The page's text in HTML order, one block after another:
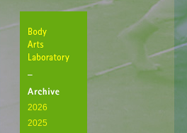
Body
Arts
Laboratory
2026
2025